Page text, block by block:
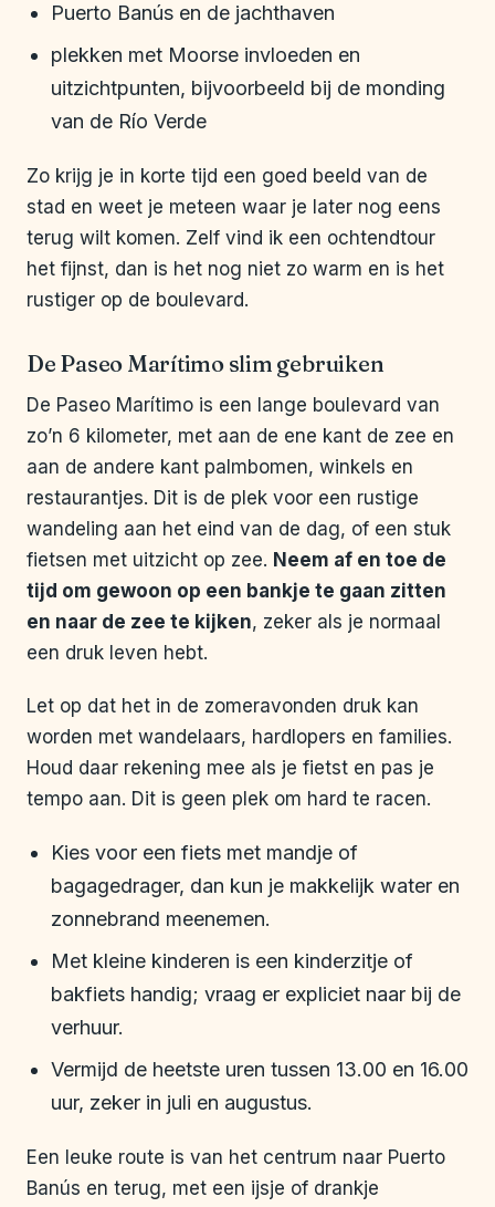
Puerto Banús en de jachthaven
plekken met Moorse invloeden en
uitzichtpunten, bijvoorbeeld bij de monding
van de Río Verde
Zo krijg je in korte tijd een goed beeld van de
stad en weet je meteen waar je later nog eens
terug wilt komen. Zelf vind ik een ochtendtour
het fijnst, dan is het nog niet zo warm en is het
rustiger op de boulevard.
De Paseo Marítimo slim gebruiken
De Paseo Marítimo is een lange boulevard van
zo’n 6 kilometer, met aan de ene kant de zee en
aan de andere kant palmbomen, winkels en
restaurantjes. Dit is de plek voor een rustige
wandeling aan het eind van de dag, of een stuk
fietsen met uitzicht op zee. Neem af en toe de
tijd om gewoon op een bankje te gaan zitten
en naar de zee te kijken, zeker als je normaal
een druk leven hebt.
Let op dat het in de zomeravonden druk kan
worden met wandelaars, hardlopers en families.
Houd daar rekening mee als je fietst en pas je
tempo aan. Dit is geen plek om hard te racen.
Kies voor een fiets met mandje of
bagagedrager, dan kun je makkelijk water en
zonnebrand meenemen.
Met kleine kinderen is een kinderzitje of
bakfiets handig; vraag er expliciet naar bij de
verhuur.
Vermijd de heetste uren tussen 13.00 en 16.00
uur, zeker in juli en augustus.
Een leuke route is van het centrum naar Puerto
Banús en terug, met een ijsje of drankje